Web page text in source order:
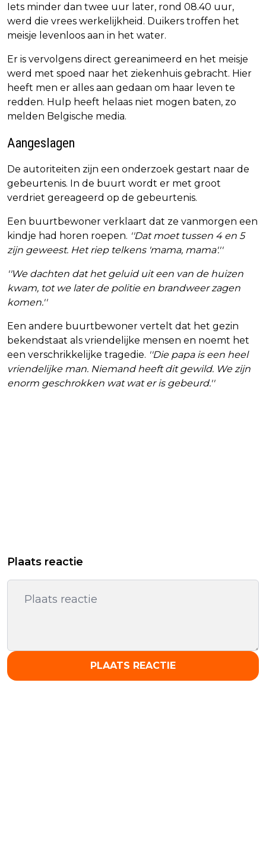
Iets minder dan twee uur later, rond 08.40 uur,
werd die vrees werkelijkheid. Duikers troffen het
meisje levenloos aan in het water.
Er is vervolgens direct gereanimeerd en het meisje
werd met spoed naar het ziekenhuis gebracht. Hier
heeft men er alles aan gedaan om haar leven te
redden. Hulp heeft helaas niet mogen baten, zo
melden Belgische media.
Aangeslagen
De autoriteiten zijn een onderzoek gestart naar de
gebeurtenis. In de buurt wordt er met groot
verdriet gereageerd op de gebeurtenis.
Een buurtbewoner verklaart dat ze vanmorgen een
kindje had horen roepen. ''Dat moet tussen 4 en 5
zijn geweest. Het riep telkens 'mama, mama'.''
''We dachten dat het geluid uit een van de huizen
kwam, tot we later de politie en brandweer zagen
komen.''
Een andere buurtbewoner vertelt dat het gezin
bekendstaat als vriendelijke mensen en noemt het
een verschrikkelijke tragedie. ''Die papa is een heel
vriendelijke man. Niemand heeft dit gewild. We zijn
enorm geschrokken wat wat er is gebeurd.''
Plaats reactie
PLAATS REACTIE